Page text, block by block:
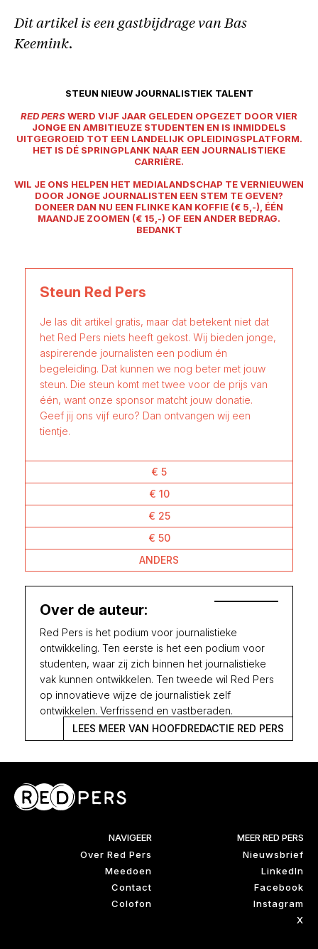
Dit artikel is een gastbijdrage van Bas
Keemink.
STEUN NIEUW JOURNALISTIEK TALENT
RED PERSWERD VIJF JAAR GELEDEN OPGEZET DOOR VIER
JONGE EN AMBITIEUZE STUDENTEN EN IS INMIDDELS
UITGEGROEID TOT EEN LANDELIJK OPLEIDINGSPLATFORM.
HET IS DÉ SPRINGPLANK NAAR EEN JOURNALISTIEKE
CARRIÈRE.
WIL JE ONS HELPEN HET MEDIALANDSCHAP TE VERNIEUWEN
DOOR JONGE JOURNALISTEN EEN STEM TE GEVEN?
DONEER DAN NU EEN FLINKE KAN KOFFIE (€ 5,-), ÉÉN
MAANDJE ZOOMEN (€ 15,-) OF EEN ANDER BEDRAG.
BEDANKT
Steun Red Pers
Je las dit artikel gratis, maar dat betekent niet dat
het Red Pers niets heeft gekost. Wij bieden jonge,
aspirerende journalisten een podium én
begeleiding. Dat kunnen we nog beter met jouw
steun. Die steun komt met twee voor de prijs van
één, want onze sponsor matcht jouw donatie.
Geef jij ons vijf euro? Dan ontvangen wij een
tientje.
€ 5
€ 10
€ 25
€ 50
ANDERS
Over de auteur:
Red Pers is het podium voor journalistieke
ontwikkeling. Ten eerste is het een podium voor
studenten, waar zij zich binnen het journalistieke
vak kunnen ontwikkelen. Ten tweede wil Red Pers
op innovatieve wijze de journalistiek zelf
ontwikkelen. Verfrissend en vastberaden.
LEES MEER VAN HOOFDREDACTIE RED PERS
NAVIGEER
Over Red Pers
Meedoen
Contact
Colofon
MEER RED PERS
Nieuwsbrief
LinkedIn
Facebook
Instagram
X